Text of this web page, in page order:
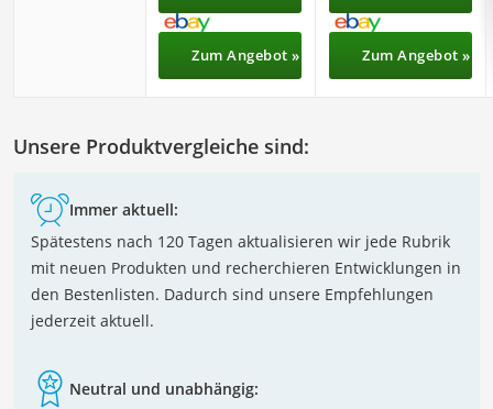
Zum Angebot » Zum Angebot »
Unsere Produktvergleiche sind:
Immer aktuell:
Spätestens nach 120 Tagen aktualisieren wir jede Rubrik
mit neuen Produkten und recherchieren Entwicklungen in
den Bestenlisten. Dadurch sind unsere Empfehlungen
jederzeit aktuell.
Neutral und unabhängig: